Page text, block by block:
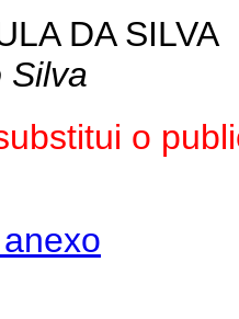
DA SILVA
Silva
o